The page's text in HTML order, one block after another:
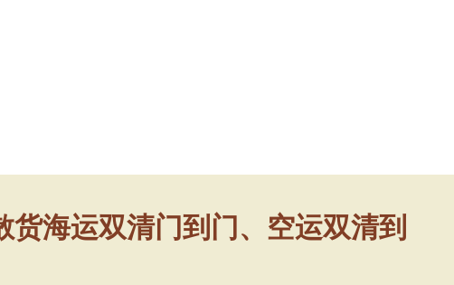
海运双清门到门、空运双清到